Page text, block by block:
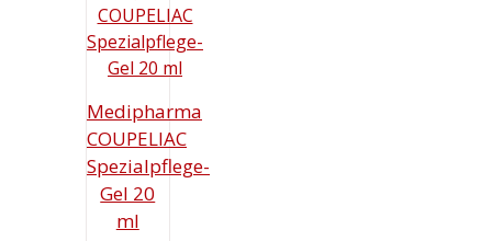
Medipharma
COUPELIAC
Spezialpflege-
Gel 20
ml